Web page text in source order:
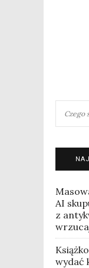
AI
z
wydać